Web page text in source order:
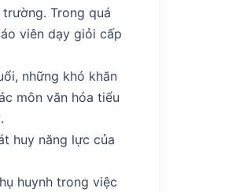
Trong quá
viên dạy giỏi cấp
những khó khăn
môn văn hóa tiểu
huy năng lực của
huynh trong việc